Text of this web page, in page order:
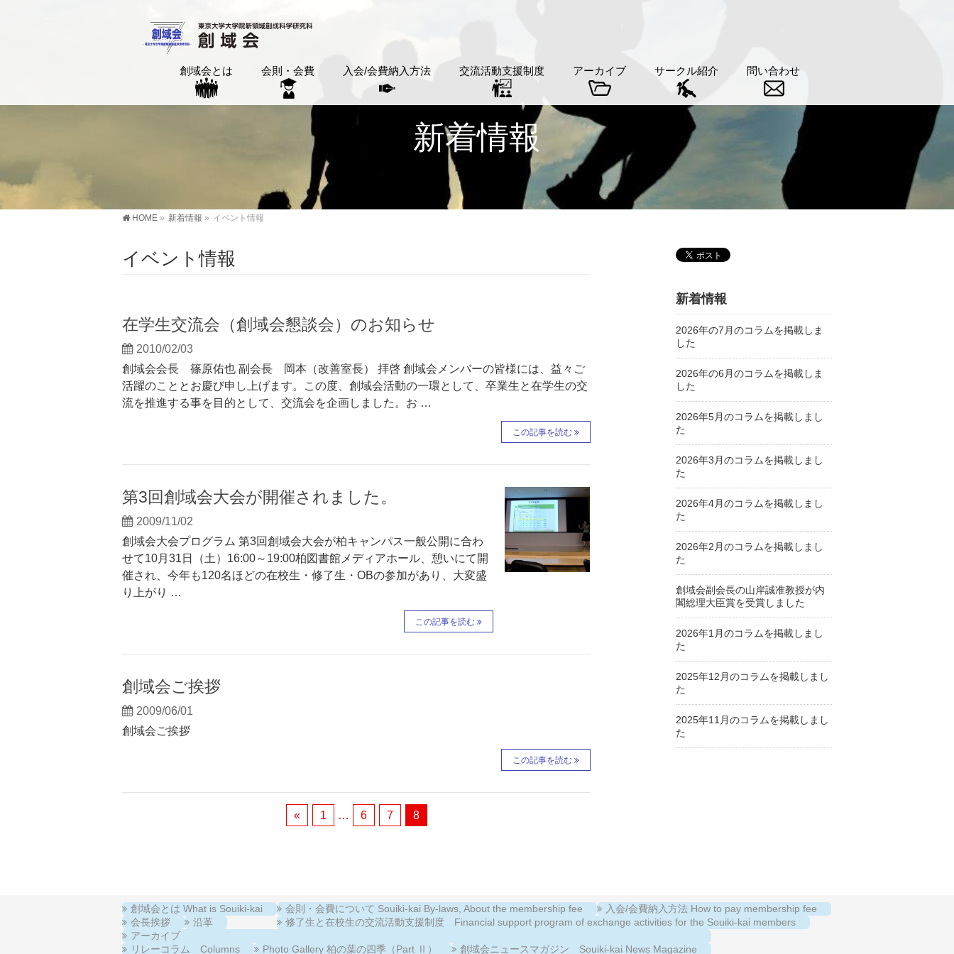
創域会とは 会則・会費 入会/会費納入方法 交流活動支援制度 アーカイブ サークル紹介 問い合わせ
新着情報
HOME » 新着情報 » イベント情報
イベント情報
在学生交流会（創域会懇談会）のお知らせ
2010/02/03
創域会会長 篠原佑也 副会長 岡本（改善室長） 拝啓 創域会メンバーの皆様には、益々ご
活躍のこととお慶び申し上げます。この度、創域会活動の一環として、卒業生と在学生の交
流を推進する事を目的として、交流会を企画しました。お …
この記事を読む
第3回創域会大会が開催されました。
2009/11/02
創域会大会プログラム 第3回創域会大会が柏キャンパス一般公開に合わ
せて10月31日（土）16:00～19:00柏図書館メディアホール、憩いにて開
催され、今年も120名ほどの在校生・修了生・OBの参加があり、大変盛
り上がり …
この記事を読む
創域会ご挨拶
2009/06/01
創域会ご挨拶
この記事を読む
« 1 … 6 7 8
新着情報
2026年の7月のコラムを掲載しま
した
2026年の6月のコラムを掲載しま
した
2026年5月のコラムを掲載しまし
た
2026年3月のコラムを掲載しまし
た
2026年4月のコラムを掲載しまし
た
2026年2月のコラムを掲載しまし
た
創域会副会長の山岸誠准教授が内
閣総理大臣賞を受賞しました
2026年1月のコラムを掲載しまし
た
2025年12月のコラムを掲載しまし
た
2025年11月のコラムを掲載しまし
た
創域会とは What is Souiki-kai
会長挨拶
沿革
会則・会費について Souiki-kai By-laws, About the membership fee
入会/会費納入方法 How to pay membership fee
修了生と在校生の交流活動支援制度 Financial support program of exchange activities for the Souiki-kai members
アーカイブ
リレーコラム Columns
Photo Gallery 柏の葉の四季（Part Ⅱ） 創域会ニュースマガジン Souiki-kai News Magazine